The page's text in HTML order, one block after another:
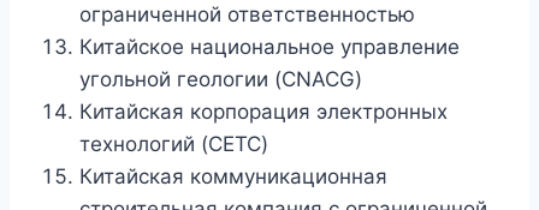
ограниченной ответственностью
Китайское национальное управление
угольной геологии (CNACG)
Китайская корпорация электронных
технологий (CETC)
Китайская коммуникационная